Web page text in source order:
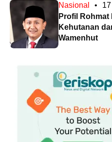
Nasional •
Profil Rohmat
Kehutanan
Wamenhut